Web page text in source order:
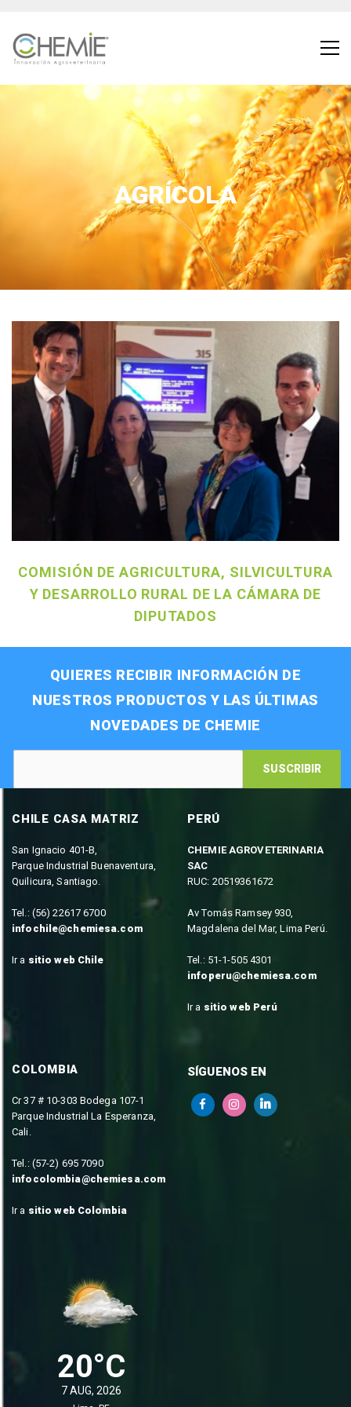
AGRÍCOLA
COMISIÓN DE AGRICULTURA, SILVICULTURA
Y DESARROLLO RURAL DE LA CÁMARA DE
DIPUTADOS
QUIERES RECIBIR INFORMACIÓN DE
NUESTROS PRODUCTOS Y LAS ÚLTIMAS
NOVEDADES DE CHEMIE
SUSCRIBIR
CHILE CASA MATRIZ
San Ignacio 401-B,
Parque Industrial Buenaventura,
Quilicura, Santiago.
Tel.: (56) 22617 6700
infochile@chemiesa.com
Ir a sitio web Chile
PERÚ
CHEMIE AGROVETERINARIA
SAC
RUC: 20519361672
Av Tomás Ramsey 930,
Magdalena del Mar, Lima Perú.
Tel.: 51-1-505 4301
infoperu@chemiesa.com
Ir a sitio web Perú
COLOMBIA
Cr 37 # 10-303 Bodega 107-1
Parque Industrial La Esperanza,
Cali.
Tel.: (57-2) 695 7090
infocolombia@chemiesa.com
Ir a sitio web Colombia
SÍGUENOS EN
20°C
7 AUG, 2026